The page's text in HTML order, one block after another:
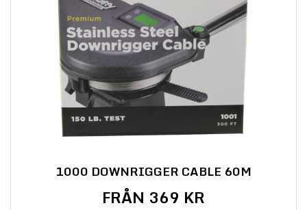
1000 DOWNRIGGER CABLE 60M
FRÅN 369 KR